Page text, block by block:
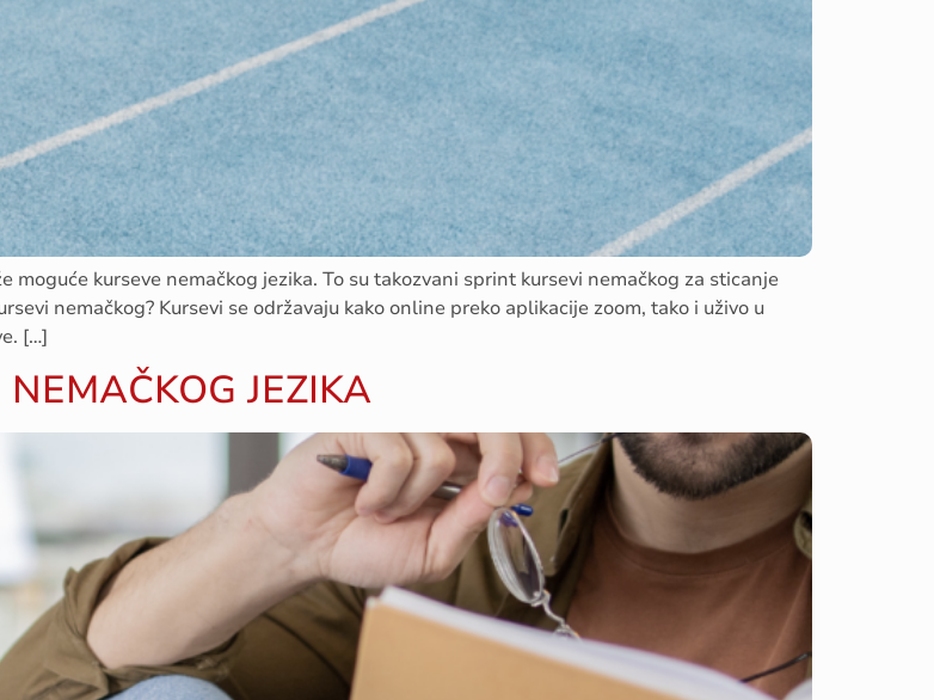
kurseve nemačkog jezika. To su takozvani sprint kursevi nemačkog za sticanje
nemačkog? Kursevi se održavaju kako online preko aplikacije zoom, tako i uživo u
[…]
JEZIKA